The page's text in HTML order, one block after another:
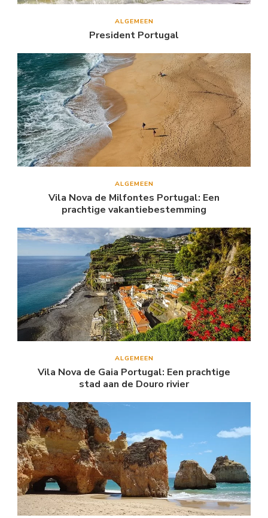
ALGEMEEN
President Portugal
ALGEMEEN
Vila Nova de Milfontes Portugal: Een
prachtige vakantiebestemming
ALGEMEEN
Vila Nova de Gaia Portugal: Een prachtige
stad aan de Douro rivier